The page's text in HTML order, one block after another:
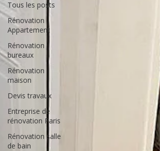
Tous les posts
Rénovation
Appartement
Rénovation
bureaux
Rénovation
maison
Devis travaux
Entreprise de
rénovation Paris
Rénovation salle
de bain